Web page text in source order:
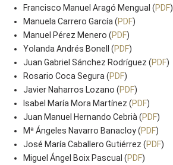
Francisco Manuel Aragó Mengual (PDF)
Manuela Carrero García (PDF)
Manuel Pérez Menero (PDF)
Yolanda Andrés Bonell (PDF)
Juan Gabriel Sánchez Rodríguez (PDF)
Rosario Coca Segura (PDF)
Javier Naharros Lozano (PDF)
Isabel María Mora Martínez (PDF)
Juan Manuel Hernando Cebrià (PDF)
Mª Ángeles Navarro Banacloy (PDF)
José María Caballero Gutiérrez (PDF)
Miguel Ángel Boix Pascual (PDF)